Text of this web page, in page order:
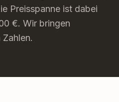
Preisspanne ist dabei
€. Wir bringen